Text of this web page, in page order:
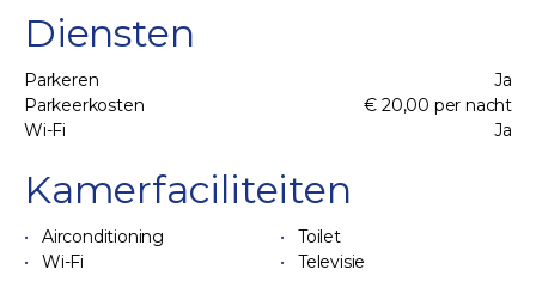
Diensten
Parkeren
Ja
Parkeerkosten
€ 20,00 per nacht
Wi-Fi
Ja
Kamerfaciliteiten
Airconditioning
Toilet
Wi-Fi
Televisie